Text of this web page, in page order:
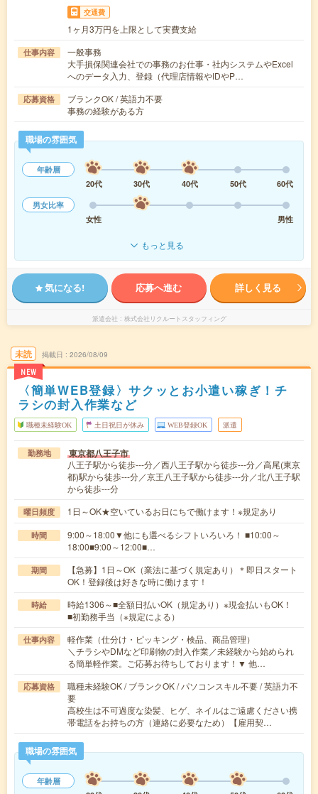
交通費
1ヶ月3万円を上限として実費支給
仕事内容
一般事務
大手損保関連会社での事務のお仕事・社内システムやExcel
へのデータ入力、登録（代理店情報やIDやP…
応募資格
ブランクOK / 英語力不要
事務の経験がある方
職場の雰囲気
年齢層
20代
30代 40代 50代
60代
男女比率
女性
男性
もっと見る
気になる! 応募へ進む 詳しく見る
派遣会社 株式会社リクルートスタッフィング
未読
NEW
掲載日 2026/08/09
〈簡単WEB登録〉サクッとお小遣い稼ぎ！チ
ラシの封入作業など
職種未経験OK 土日祝日が休み WEB登録OK 派遣
勤務地 東京都八王子市
八王子駅から徒歩---分／西八王子駅から徒歩---分／高尾(東京
都)駅から徒歩---分／京王八王子駅から徒歩---分／北八王子駅
から徒歩---分
曜日頻度 1日～OK★空いているお日にちで働けます！※規定あり
時間
9:00～18:00▼他にも選べるシフトいろいろ！ ■10:00～
18:00■9:00～12:00■…
期間
【急募】1日～OK（業法に基づく規定あり）＊即日スタート
OK！登録後は好きな時に働けます！
時給
時給1306～■全額日払いOK（規定あり）※現金払いもOK！
■初勤務手当（※規定による）
仕事内容
軽作業（仕分け・ピッキング・検品、商品管理）
＼チラシやDMなど印刷物の封入作業／未経験から始められ
る簡単軽作業。ご応募お待ちしております！▼ 他…
応募資格
職種未経験OK / ブランクOK / パソコンスキル不要 / 英語力不
要
高校生は不可過度な染髪、ヒゲ、ネイルはご遠慮ください携
帯電話をお持ちの方（連絡に必要なため）【雇用契…
職場の雰囲気
年齢層